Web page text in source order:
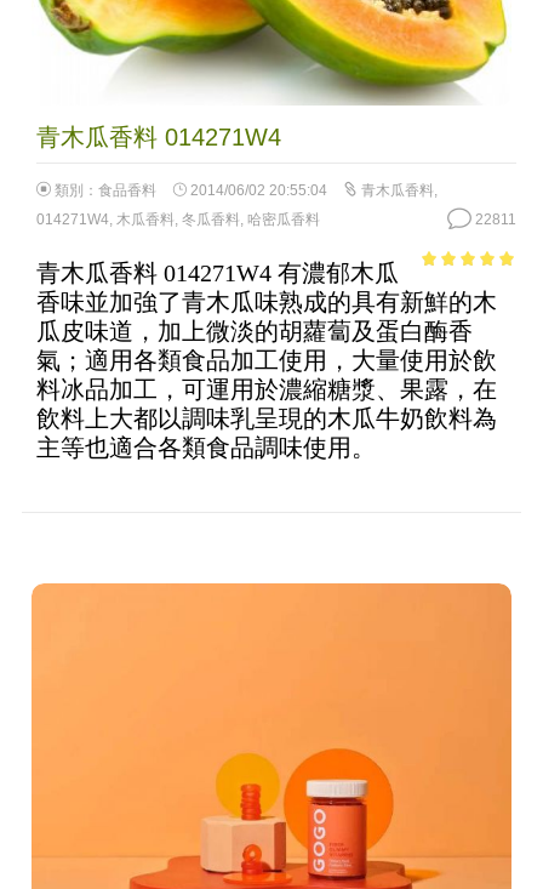
青木瓜香料 014271W4
類別： 食品香料 2014/06/02 20:55:04 青木瓜香料,
014271W4, 木瓜香料, 冬瓜香料, 哈密瓜香料 22811
5
青木瓜香料 014271W4 有濃郁木瓜
香味並加強了青木瓜味熟成的具有新鮮的木
瓜皮味道，加上微淡的胡蘿蔔及蛋白酶香
氣；適用各類食品加工使用，大量使用於飲
料冰品加工，可運用於濃縮糖漿、果露，在
飲料上大都以調味乳呈現的木瓜牛奶飲料為
主等也適合各類食品調味使用。